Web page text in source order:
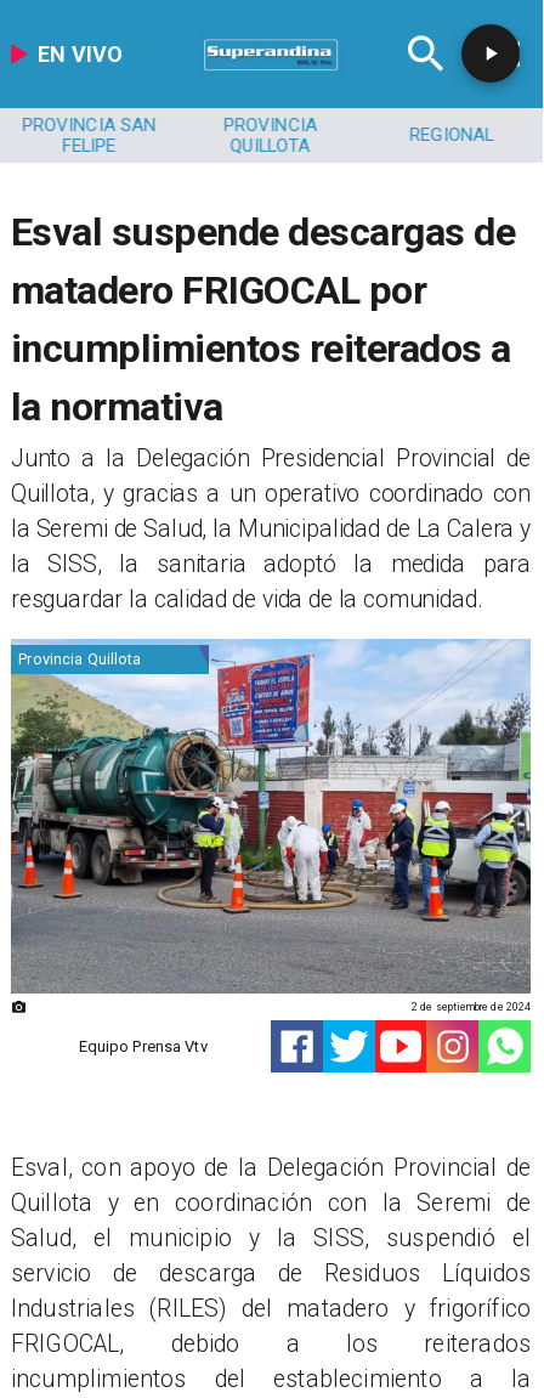
EN VIVO
PROVINCIA SAN
FELIPE
PROVINCIA
QUILLOTA
REGIONAL
Esval suspende descargas de
matadero FRIGOCAL por
incumplimientos reiterados a
la normativa
Junto a la Delegación Presidencial Provincial de
Quillota, y gracias a un operativo coordinado con
la Seremi de Salud, la Municipalidad de La Calera y
la SISS, la sanitaria adoptó la medida para
resguardar la calidad de vida de la comunidad.
Provincia Quillota
Equipo Prensa Vtv
2 de septiembre de 2024
Esval, con apoyo de la Delegación Provincial de
Quillota y en coordinación con la Seremi de
Salud, el municipio y la SISS, suspendió el
servicio de descarga de Residuos Líquidos
Industriales (RILES) del matadero y frigorífico
FRIGOCAL, debido a los reiterados
incumplimientos del establecimiento a la